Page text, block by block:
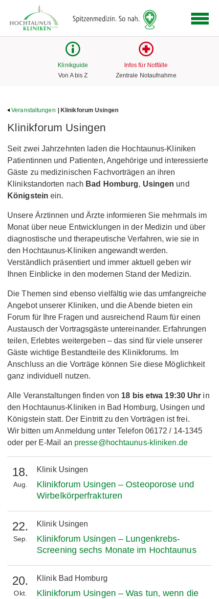
Link
zur
Klinikguide
Von A bis Z
Infos für Notfälle
Zentrale Notaufnahme
Veranstaltungen | Klinikforum Usingen
Klinikforum Usingen
Seit zwei Jahrzehnten laden die Hochtaunus-Kliniken
Patientinnen und Patienten, Angehörige und interessierte
Gäste zu medizinischen Fachvorträgen an ihren
Klinikstandorten nach Bad Homburg, Usingen und
Königsteinein.
Unsere Ärztinnen und Ärzte informieren Sie mehrmals im
Monat über neue Entwicklungen in der Medizin und über
diagnostische und therapeutische Verfahren, wie sie in
den Hochtaunus-Kliniken angewandt werden.
Verständlich präsentiert und immer aktuell geben wir
Ihnen Einblicke in den modernen Stand der Medizin.
Die Themen sind ebenso vielfältig wie das umfangreiche
Angebot unserer Kliniken, und die Abende bieten ein
Forum für Ihre Fragen und ausreichend Raum für einen
Austausch der Vortragsgäste untereinander. Erfahrungen
teilen, Erlebtes weitergeben – das sind für viele unserer
Gäste wichtige Bestandteile des Klinikforums. Im
Anschluss an die Vorträge können Sie diese Möglichkeit
ganz individuell nutzen.
Alle Veranstaltungen finden von 18 bis etwa 19:30 Uhr in
den Hochtaunus-Kliniken in Bad Homburg, Usingen und
Königstein statt. Der Eintritt zu den Vorträgen ist frei.
Wir bitten um Anmeldung unter Telefon 06172 / 14-1345
oder per E-Mail an presse@hochtaunus-kliniken.de
18.
Aug.
Klinikforum Usingen – Osteoporose und
Wirbelkörperfrakturen
Klinik Usingen
22.
Sep.
Klinikforum Usingen – Lungenkrebs-
Screening sechs Monate im Hochtaunus
Klinik Usingen
20.
Okt.
Klinikforum Usingen – Was tun, wenn die
Klinik Bad Homburg